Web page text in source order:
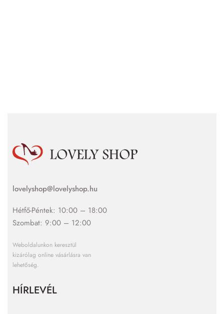
lovelyshop@lovelyshop.hu
Hétfő-Péntek: 10:00 – 18:00
Szombat: 9:00 – 12:00
Weboldalunkon keresztül
kizárólag online vásárlásra van
lehetőség.
HÍRLEVÉL